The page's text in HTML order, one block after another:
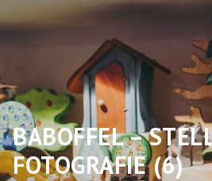
BABOFFEL –
FOTOGRAFIE (6)